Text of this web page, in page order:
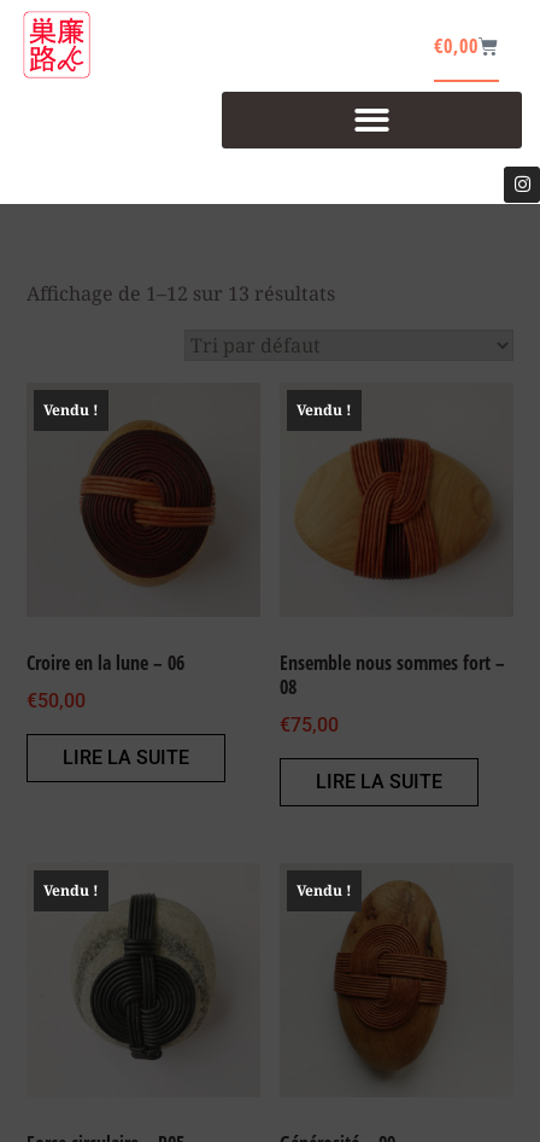
€0,00
Affichage de 1–12 sur 13 résultats
Vendu !
Croire en la lune – 06
€50,00
LIRE LA SUITE
Vendu !
Ensemble nous sommes fort –
08
€75,00
LIRE LA SUITE
Vendu ! Vendu !